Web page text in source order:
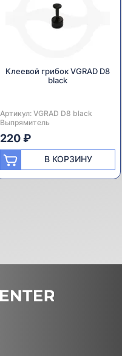
Клеевой грибок VGRAD D8
black
Артикул: VGRAD D8 black
Производитель:
Выпрямитель
220 ₽
В КОРЗИНУ